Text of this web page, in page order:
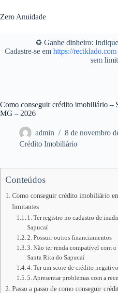
para
o
Zero Anuidade
♻️ Ganhe dinheiro:
Cadastre-se em https://reciklado.com
sem
Como conseguir crédito imobiliário –
MG – 2026
admin
8 de novembro
Crédito Imobiliário
Conteúdos
Como conseguir crédito imobiliário
limitantes
1. Ter registro no cadastro de
Sapucaí
2. Possuir outros financiamentos
3. Não ter renda compatível com
Santa Rita do Sapucaí
4. Ter um score de crédito negativo
5. Apresentar problemas com a
Passo a passo de como conseguir